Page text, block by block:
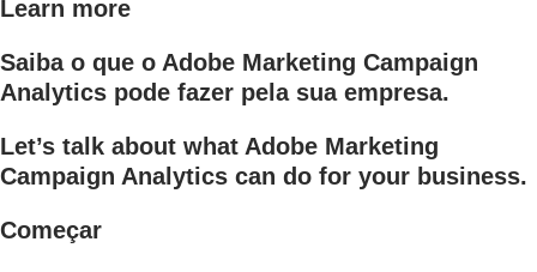
Learn more
Saiba o que o Adobe Marketing Campaign
Analytics pode fazer pela sua empresa.
Let’s talk about what Adobe Marketing
Campaign Analytics can do for your business.
Começar